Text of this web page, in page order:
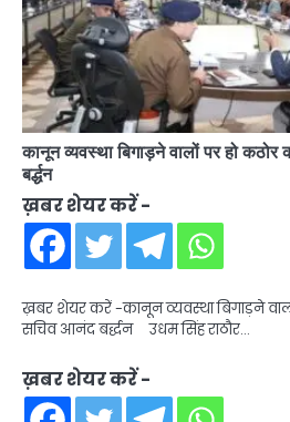
कानून व्यवस्था बिगाड़ने वालों पर हो
बर्द्धन
ख़बर शेयर करें -
ख़बर शेयर करें -कानून व्यवस्था बिगाड़ने
सचिव आनंद बर्द्धन उधम सिंह राठौर…
ख़बर शेयर करें -